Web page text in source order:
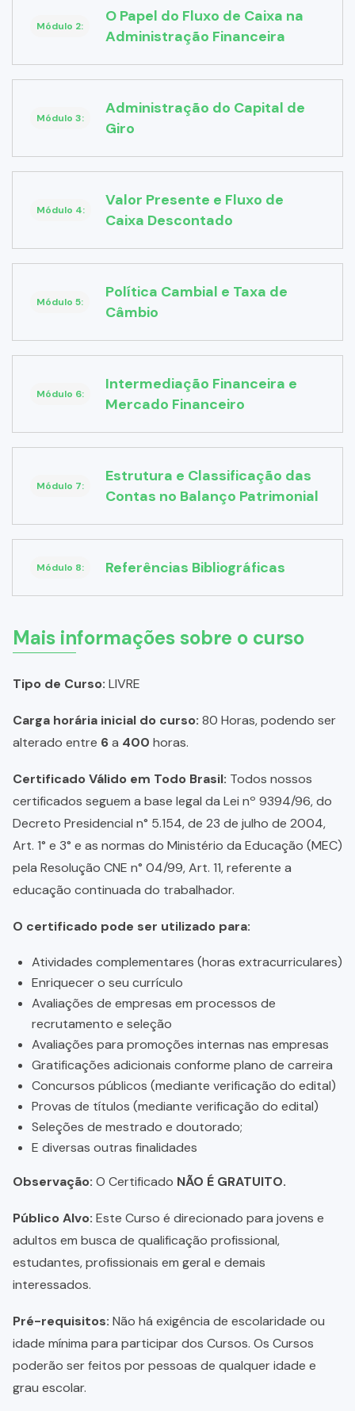
Módulo 2:
O Papel do Fluxo de Caixa na
Administração Financeira
Módulo 3:
Administração do Capital de
Giro
Módulo 4:
Valor Presente e Fluxo de
Caixa Descontado
Módulo 5:
Política Cambial e Taxa de
Câmbio
Módulo 6:
Intermediação Financeira e
Mercado Financeiro
Módulo 7:
Estrutura e Classificação das
Contas no Balanço Patrimonial
Módulo 8: Referências Bibliográficas
Mais informações sobre o curso
Tipo de Curso: LIVRE
Carga horária inicial do curso: 80 Horas, podendo ser
alterado entre 6a 400 horas.
Certificado Válido em Todo Brasil: Todos nossos
certificados seguem a base legal da Lei nº 9394/96, do
Decreto Presidencial n° 5.154, de 23 de julho de 2004,
Art. 1° e 3° e as normas do Ministério da Educação (MEC)
pela Resolução CNE n° 04/99, Art. 11, referente a
educação continuada do trabalhador.
O certificado pode ser utilizado para:
Atividades complementares (horas extracurriculares)
Enriquecer o seu currículo
Avaliações de empresas em processos de
recrutamento e seleção
Avaliações para promoções internas nas empresas
Gratificações adicionais conforme plano de carreira
Concursos públicos (mediante verificação do edital)
Provas de títulos (mediante verificação do edital)
Seleções de mestrado e doutorado;
E diversas outras finalidades
Observação: O Certificado NÃO É GRATUITO.
Público Alvo: Este Curso é direcionado para jovens e
adultos em busca de qualificação profissional,
estudantes, profissionais em geral e demais
interessados.
Pré-requisitos: Não há exigência de escolaridade ou
idade mínima para participar dos Cursos. Os Cursos
poderão ser feitos por pessoas de qualquer idade e
grau escolar.